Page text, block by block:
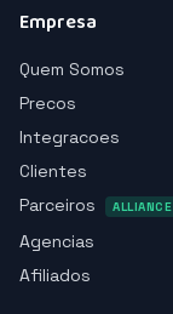
Empresa
Quem Somos
Precos
Integracoes
Clientes
Parceiros
ALLIANCE
Agencias
Afiliados